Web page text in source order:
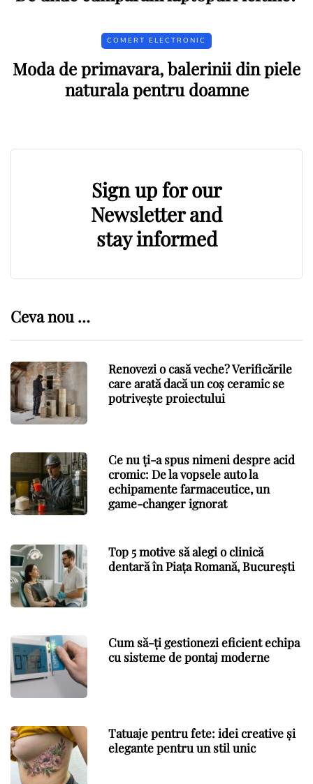
COMERT ELECTRONIC
Moda de primavara, balerinii din piele
naturala pentru doamne
Sign up for our
Newsletter and
stay informed
Ceva nou …
Renovezi o casă veche? Verificările
care arată dacă un coș ceramic se
potrivește proiectului
Ce nu ți-a spus nimeni despre acid
cromic: De la vopsele auto la
echipamente farmaceutice, un
game-changer ignorat
Top 5 motive să alegi o clinică
dentară în Piața Romană, București
Cum să-ți gestionezi eficient echipa
cu sisteme de pontaj moderne
Tatuaje pentru fete: idei creative și
elegante pentru un stil unic